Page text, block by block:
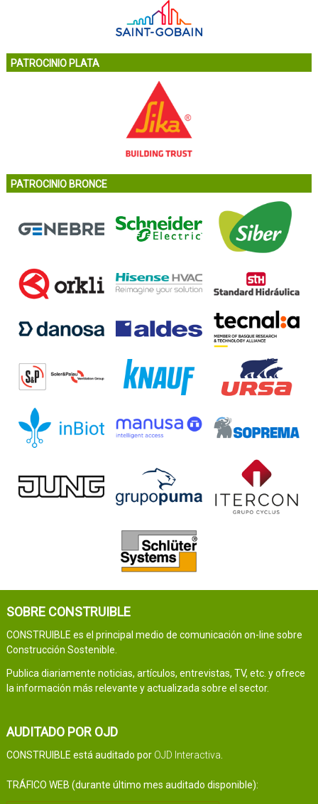
PATROCINIO PLATA
PATROCINIO BRONCE
SOBRE CONSTRUIBLE
CONSTRUIBLE es el principal medio de comunicación on-line sobre
Construcción Sostenible.
Publica diariamente noticias, artículos, entrevistas, TV, etc. y ofrece
la información más relevante y actualizada sobre el sector.
AUDITADO POR OJD
CONSTRUIBLE está auditado por OJD Interactiva.
TRÁFICO WEB (durante último mes auditado disponible):